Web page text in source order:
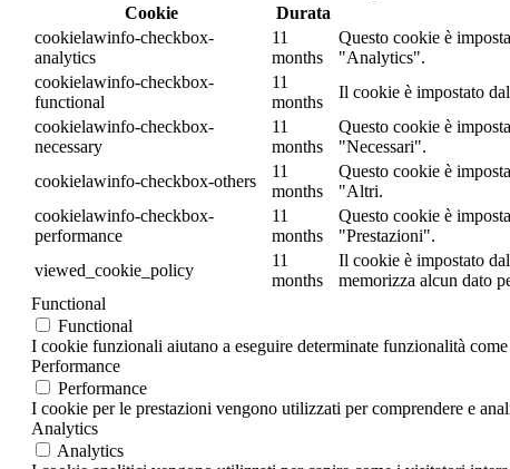
Cookie
Durata
cookielawinfo-checkbox-
analytics
11
months
Questo cookie è
"Analytics".
cookielawinfo-checkbox-
functional
11
months
Il cookie è impostato
cookielawinfo-checkbox-
necessary
11
months
Questo cookie è
"Necessari".
cookielawinfo-checkbox-others
11
months
Questo cookie è
"Altri.
cookielawinfo-checkbox-
performance
11
months
Questo cookie è
"Prestazioni".
viewed_cookie_policy
11
months
Il cookie è impostato
memorizza alcun dato
Functional
Functional
I cookie funzionali aiutano a eseguire determinate funzionalità
Performance
Performance
I cookie per le prestazioni vengono utilizzati per comprendere e
Analytics
Analytics